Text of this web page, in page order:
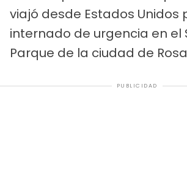
viajó desde Estados Unidos
internado de urgencia en el
Parque de la ciudad de
PUBLICIDAD